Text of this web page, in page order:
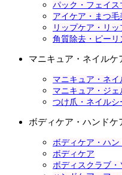
パック・フェイス
アイケア・まつ毛
リップケア・リ
角質除去・ピーリ
マニキュア・ネイルケ
マニキュア・ネ
マニキュア・ジェ
つけ爪・ネイルシ
ボディケア・ハンドケ
ボディケア・ハ
ボディケア
ボディスクラブ・